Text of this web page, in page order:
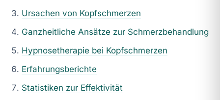
Ursachen von Kopfschmerzen
Ganzheitliche Ansätze zur Schmerzbehandlung
Hypnosetherapie bei Kopfschmerzen
Erfahrungsberichte
Statistiken zur Effektivität